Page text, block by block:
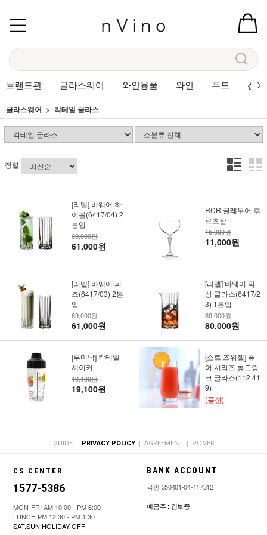
브랜드관 글라스웨어 와인용품 와인 푸드 선
글라스웨어 칵테일 글라스
정렬
[리델] 바웨어 하
이볼(6417/04) 2
본입
69,000원
61,000원
RCR 글레무어 후
르츠잔
15,000원
11,000원
[리델] 바웨어 피
즈(6417/03) 2본
입
69,000원
61,000원
[리델] 바웨어 믹
싱 글라스(6417/2
3) 1본입
89,000원
80,000원
[루미낙] 칵테일
셰이커
19,100원
19,100원
[쇼트 즈위젤] 퓨
어 시리즈 롱드링
크 글라스(112 41
9)
(품절)
GUIDE | PRIVACY POLICY | AGREEMENT | PC VER
CS CENTER
1577-5386
MON-FRI AM 10:00 - PM 6:00
LUNCH PM 12:30 - PM 1:30
SAT.SUN.HOLIDAY OFF
BANK ACCOUNT
국민 350401-04-117312
예금주 : 김보중